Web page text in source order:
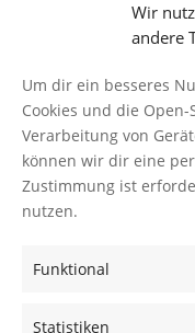
Wir
andere
Um dir ein besseres
Cookies und die
Verarbeitung von
können wir dir eine
Zustimmung ist
nutzen.
Funktional
Statistiken
Datenschutz
Cookies verwalten
AGB
Impressum
NEWS